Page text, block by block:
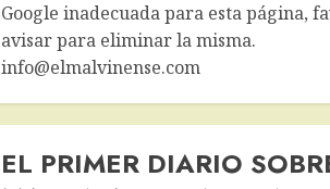
Google inadecuada para esta página,
avisar para eliminar la misma.
info@elmalvinense.com
EL PRIMER DIARIO